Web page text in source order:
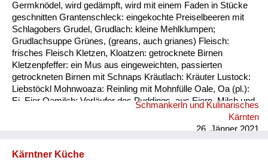
Germknödel, wird gedämpft, wird mit einem Faden in Stücke
geschnitten Grantenschleck: eingekochte Preiselbeeren mit
Schlagobers Grudel, Grudlach: kleine Mehlklumpen;
Grudlachsuppe Grünes, (greans, auch grianes) Fleisch:
frisches Fleisch Kletzen, Kloatzen: getrocknete Birnen
Kletzenpfeffer: ein Mus aus eingeweichten, passierten
getrockneten Birnen mit Schnaps Kräutlach: Kräuter Lustock:
Liebstöckl Mohnwoaza: Reinling mit Mohnfülle Oale, Oa (pl.):
Ei, Eier Oamilch: Vorläufer des Puddings, aus Eiern, Milch und
Lavanttal, Mohnwoaza mit einem Saft aus Dörrobst und
Schmankerln und Kulinarisches
Kärnten
26. Jänner 2021
Kärntner Küche